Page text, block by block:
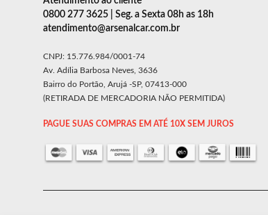
0800 277 3625 | Seg. a Sexta 08h as 18h
atendimento@arsenalcar.com.br
CNPJ: 15.776.984/0001-74
Av. Adília Barbosa Neves, 3636
Bairro do Portão, Arujá -SP, 07413-000
(RETIRADA DE MERCADORIA NÃO PERMITIDA)
PAGUE SUAS COMPRAS EM ATÉ 10X SEM JUROS